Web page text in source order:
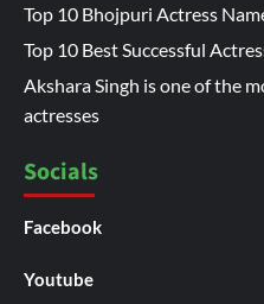
Top 10 Bhojpuri Actress
Top 10 Best Successful
Akshara Singh is one of the
actresses
Socials
Facebook
Youtube